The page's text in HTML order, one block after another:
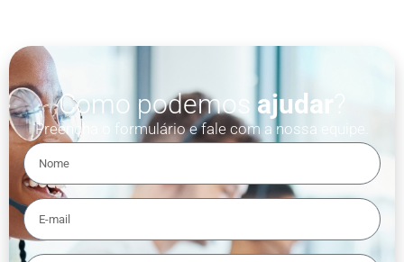
Como podemos ajudar
Preencha o formulário e fale com a nossa equipe.